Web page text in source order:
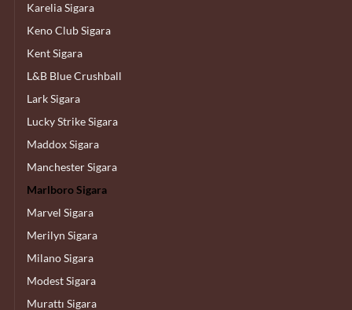
Karelia Sigara
Keno Club Sigara
Kent Sigara
L&B Blue Crushball
Lark Sigara
Lucky Strike Sigara
Maddox Sigara
Manchester Sigara
Marlboro Sigara
Marvel Sigara
Merilyn Sigara
Milano Sigara
Modest Sigara
Murattı Sigara